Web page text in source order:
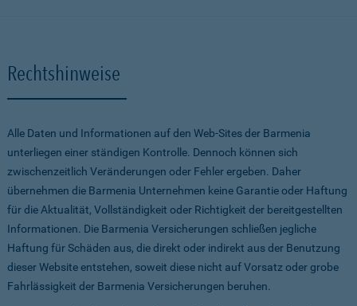
Rechtshinweise
Alle Daten und Informationen auf den Web-Sites der Barmenia
unterliegen einer ständigen Kontrolle. Dennoch können sich
zwischenzeitlich Veränderungen oder Fehler ergeben. Daher
übernehmen die Barmenia Unternehmen keine Garantie oder Haftung
für die Aktualität, Vollständigkeit oder Richtigkeit der bereitgestellten
Informationen. Die Barmenia Versicherungen schließen jegliche
Haftung für Schäden aus, die direkt oder indirekt aus der Benutzung
dieser Website entstehen, soweit diese nicht auf Vorsatz oder grobe
Fahrlässigkeit der Barmenia Versicherungen beruhen.